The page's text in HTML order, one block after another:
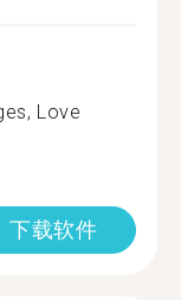
Love
下载软件